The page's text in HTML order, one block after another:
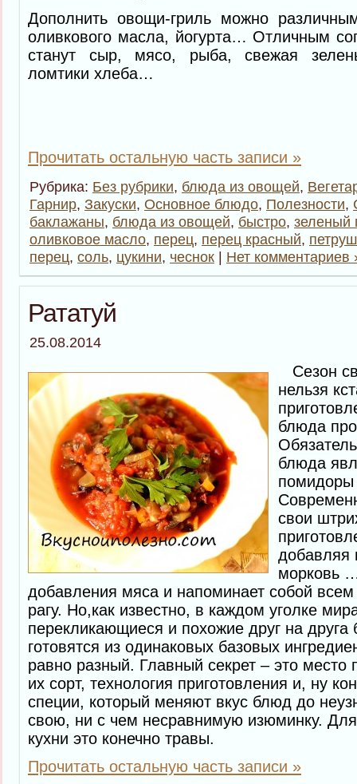
Дополнить овощи-гриль можно
оливкового масла, йогурта… Отличным
станут сыр, мясо, рыба, свежая
ломтики хлеба…
Прочитать остальную часть записи »
Рубрика: Без рубрики, блюда из овощей,
Гарнир, Закуски, Основное блюдо, Полезности,
баклажаны, блюда из овощей, быстро, зеленый
оливковое масло, перец, перец красный,
перец, соль, цукини, чеснок | Нет комментариев
Рататуй
25.08.2014
Сезон
нельзя
блюда
блюда
помидоры
свои
добавляя
морковь
добавления мяса и напоминает собой
рагу. Но,как известно, в каждом уголке
перекликающиеся и похожие друг на
готовятся из одинаковых базовых
равно разный. Главный секрет – это место
их сорт, технология приготовления и, ну
специи, который меняют вкус блюд до
свою, ни с чем несравнимую изюминку.
кухни это конечно травы.
Прочитать остальную часть записи »